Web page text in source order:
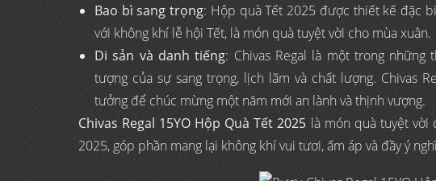
Bao bì sang trọng: Hộp quà Tết 2025 được thiết kế đặc
với không khí lễ hội Tết, là món quà tuyệt vời cho mùa xuân.
Di sản và danh tiếng: Chivas Regal là một trong
tượng của sự sang trọng, lịch lãm và chất lượng. Chivas
tưởng để chúc mừng một năm mới an lành và thịnh vượng.
Chivas Regal 15YO Hộp Quà Tết 2025 là món quà tuyệt vời
2025, góp phần mang lại không khí vui tươi, ấm áp và đầy ý